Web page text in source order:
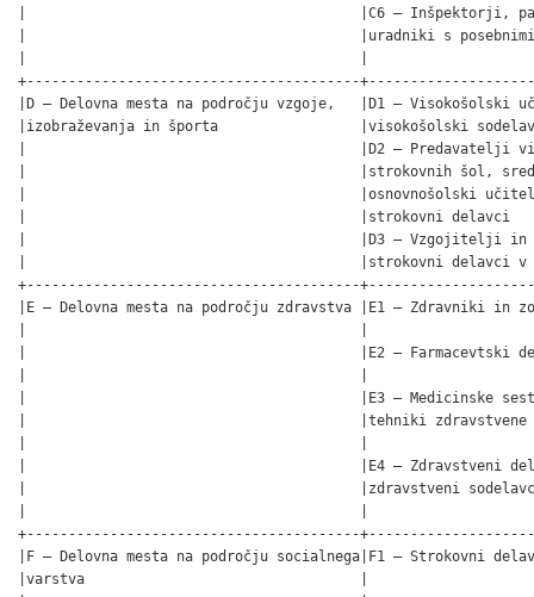
|                                        |C6 – Inšpektorji,
|                                        |uradniki s posebnimi
+----------------------------------------
|D – Delovna mesta na področju vzgoje,   |D1 –
|izobraževanja in športa                 |visokošolski
|                                        |D2 – Predavatelji
|                                        |strokovnih šol,
|                                        |osnovnošolski
|                                        |strokovni
|                                        |D3 – Vzgojitelji
|                                        |strokovni delavci
+----------------------------------------
|E – Delovna mesta na področju zdravstva |E1 – Zdravniki in
|                                        |E2 – Farmacevtski
|                                        |E3 – Medicinske
|                                        |tehniki zdravstvene
|                                        |E4 – Zdravstveni
|                                        |zdravstveni
+----------------------------------------
|F – Delovna mesta na področju socialnega|F1 – Strokovni
|varstva                                 |